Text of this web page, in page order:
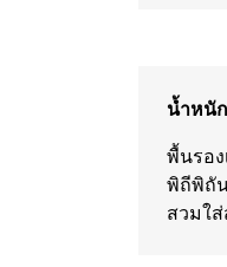
น้ำหนั
พื้นรอ
พิถีพิถั
สวมใ